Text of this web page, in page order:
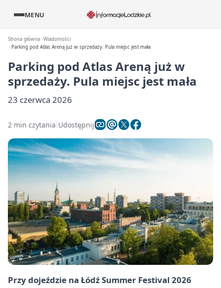
MENU
Strona główna Wiadomości
Parking pod Atlas Areną już w sprzedaży. Pula miejsc jest mała
Parking pod Atlas Areną już w
sprzedaży. Pula miejsc jest mała
23 czerwca 2026
2 min czytania Udostępnij
Przy dojeździe na Łódź Summer Festival 2026